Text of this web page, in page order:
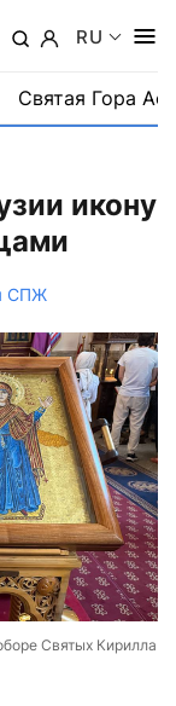
RU
Святая Гора
икону
СПЖ
Святых Кирилла